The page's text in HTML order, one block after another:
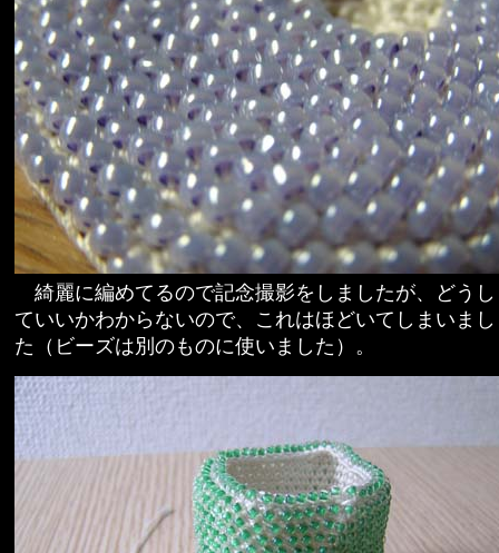
綺麗に編めてるので記念撮影をしましたが、どうし
ていいかわからないので、これはほどいてしまいまし
た（ビーズは別のものに使いました）。